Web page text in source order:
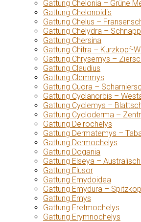
Gattung Chelonia – Grüne
Gattung Chelonoidis
Gattung Chelus –
Gattung Chelydra –
Gattung Chersina
Gattung Chitra – Kurzkopf-
Gattung Chrysemys –
Gattung Claudius
Gattung Clemmys
Gattung Cuora –
Gattung Cyclanorbis –
Gattung Cyclemys –
Gattung Cycloderma –
Gattung Deirochelys
Gattung Dermatemys –
Gattung Dermochelys
Gattung Dogania
Gattung Elseya –
Gattung Elusor
Gattung Emydoidea
Gattung Emydura –
Gattung Emys
Gattung Eretmochelys
Gattung Erymnochelys